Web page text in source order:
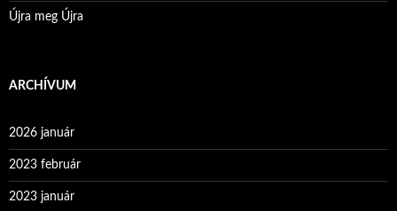
Újra meg Újra
ARCHÍVUM
2026 január
2023 február
2023 január